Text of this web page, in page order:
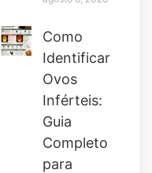
Como
Identificar
Ovos
Inférteis:
Guia
Completo
para